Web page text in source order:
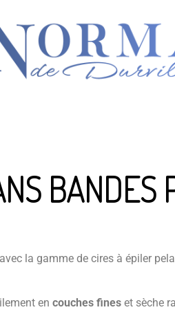
BANDES
la gamme de cires à épiler
en couches fines et sèche